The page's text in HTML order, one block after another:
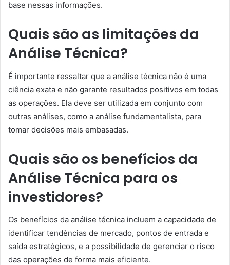
base nessas informações.
Quais são as limitações da
Análise Técnica?
É importante ressaltar que a análise técnica não é uma
ciência exata e não garante resultados positivos em todas
as operações. Ela deve ser utilizada em conjunto com
outras análises, como a análise fundamentalista, para
tomar decisões mais embasadas.
Quais são os benefícios da
Análise Técnica para os
investidores?
Os benefícios da análise técnica incluem a capacidade de
identificar tendências de mercado, pontos de entrada e
saída estratégicos, e a possibilidade de gerenciar o risco
das operações de forma mais eficiente.